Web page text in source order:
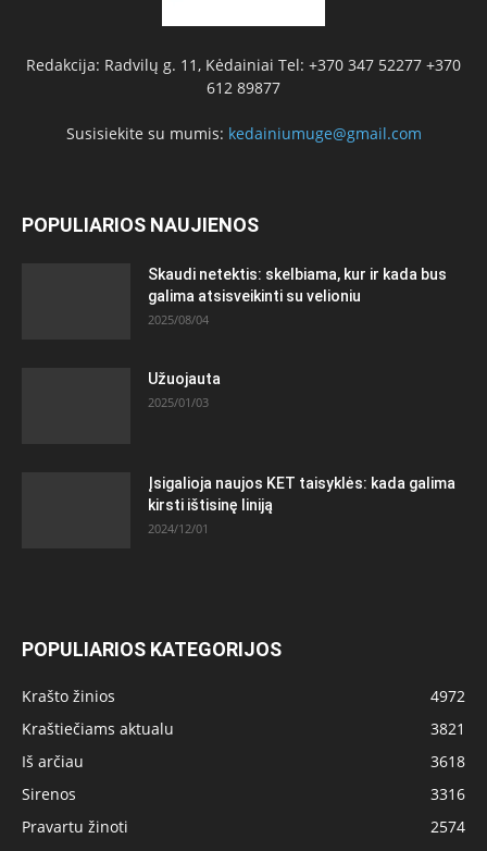
Redakcija: Radvilų g. 11, Kėdainiai Tel: +370 347 52277 +370
612 89877
Susisiekite su mumis: kedainiumuge@gmail.com
POPULIARIOS NAUJIENOS
Skaudi netektis: skelbiama, kur ir kada bus
galima atsisveikinti su velioniu
2025/08/04
Užuojauta
2025/01/03
Įsigalioja naujos KET taisyklės: kada galima
kirsti ištisinę liniją
2024/12/01
POPULIARIOS KATEGORIJOS
Krašto žinios
4972
Kraštiečiams aktualu
3821
Iš arčiau
3618
Sirenos
3316
Pravartu žinoti
2574